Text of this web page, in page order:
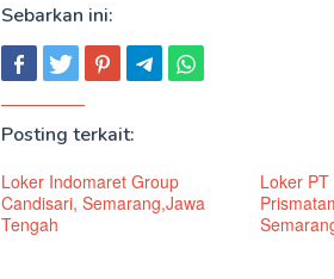
Sebarkan ini:
Posting terkait:
Loker Indomaret Group
Candisari, Semarang,Jawa
Tengah
Loker